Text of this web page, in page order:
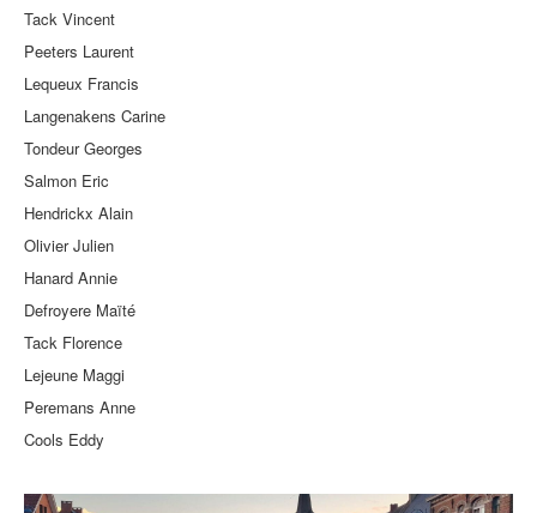
Tack Vincent
Peeters Laurent
Lequeux Francis
Langenakens Carine
Tondeur Georges
Salmon Eric
Hendrickx Alain
Olivier Julien
Hanard Annie
Defroyere Maïté
Tack Florence
Lejeune Maggi
Peremans Anne
Cools Eddy